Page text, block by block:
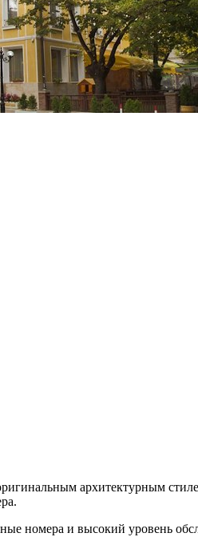
архитектурным
номера и высокий уровень